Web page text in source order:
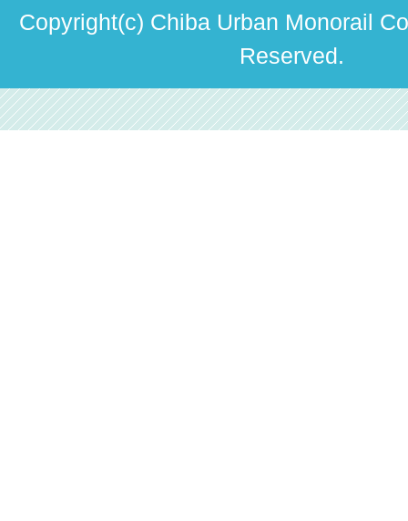
駅構内出店者様募集
安全報告書
Copyright(c) Chiba Urban Monorail
Reserved.